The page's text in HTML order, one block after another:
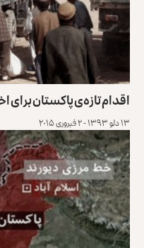
اقدام تازه‌ی پاکستان برای
۱۳ دلو ۱۳۹۳ - ۲ فبروری ۲۰۱۵